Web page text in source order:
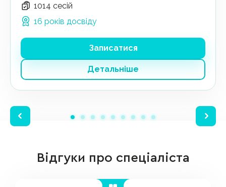
1014 сесій
16 років досвіду
Детальніше
Записатися
Відгуки про спеціаліста